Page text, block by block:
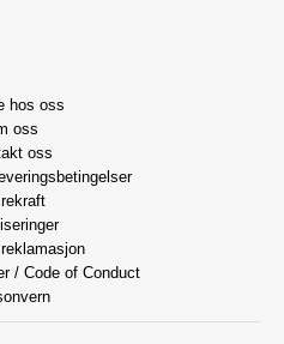
hos oss
oss
oss
/ Code of Conduct